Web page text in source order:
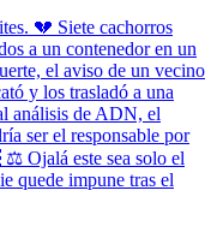
💔 Siete cachorros
a un contenedor en un
el aviso de un vecino
y los trasladó a una
análisis de ADN, el
ser el responsable por
Ojalá este sea solo el
quede impune tras el